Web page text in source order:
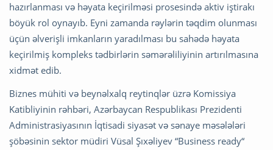
hazırlanması və həyata keçirilməsi prosesində aktiv iştirakı
böyük rol oynayıb. Eyni zamanda rəylərin təqdim olunması
üçün əlverişli imkanların yaradılması bu sahədə həyata
keçirilmiş kompleks tədbirlərin səmərəliliyinin artırılmasına
xidmət edib.
Biznes mühiti və beynəlxalq reytinqlər üzrə Komissiya
Katibliyinin rəhbəri, Azərbaycan Respublikası Prezidenti
Administrasiyasının İqtisadi siyasət və sənaye məsələləri
şöbəsinin sektor müdiri Vüsal Şıxəliyev “Business ready“